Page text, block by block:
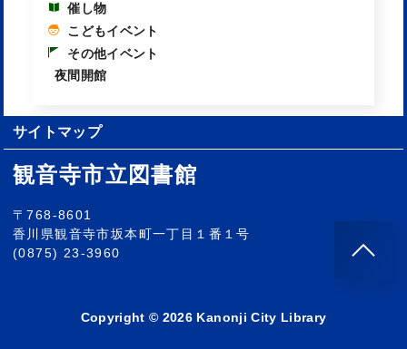
催し物
こどもイベント
その他イベント
夜間開館
サイトマップ
観音寺市立図書館
〒768-8601
香川県観音寺市坂本町一丁目１番１号
(0875) 23-3960
Copyright © 2026 Kanonji City Library